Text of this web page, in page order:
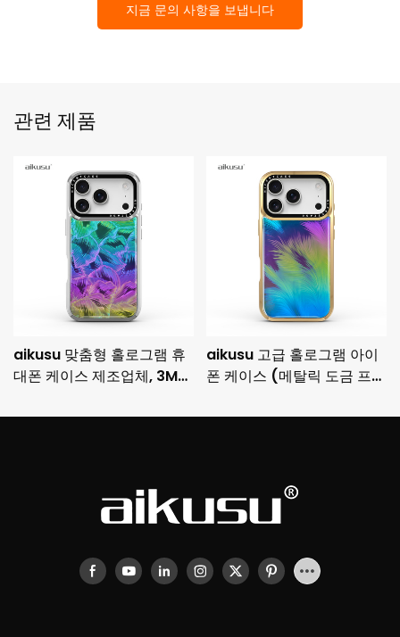
지금 문의 사항을 보냅니다
관련 제품
aikusu 맞춤형 홀로그램 휴
대폰 케이스 제조업체, 3M
aikusu 고급 홀로그램 아이
폰 케이스 (메탈릭 도금 프레
함)